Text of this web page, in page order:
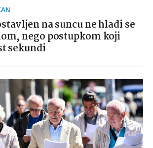
na suncu ne hladi se
nego postupkom koji
sekundi